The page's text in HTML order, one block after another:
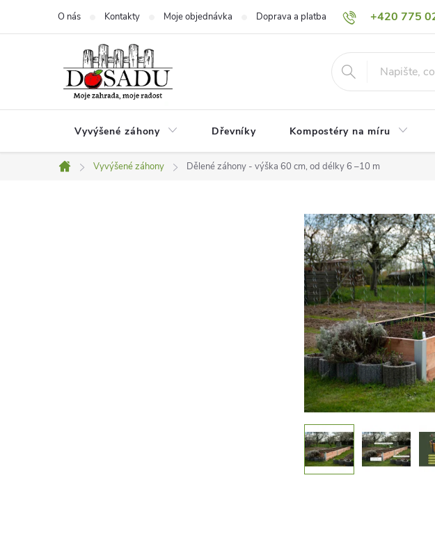
+420 775
O nás Kontakty Moje objednávka Doprava a platba Reklamace a
Vyvýšené záhony Dřevníky Kompostéry na míru
Domů
Vyvýšené záhony Dělené záhony - výška 60 cm, od délky 6 –10 m